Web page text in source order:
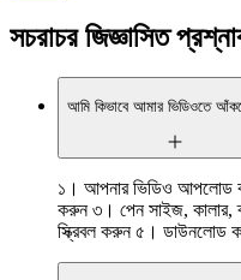
সচরাচর জিজ্ঞাসিত
আমি কিভাবে আমার ভিডিওতে
১। আপনার ভিডিও আপলোড
করুন ৩। পেন সাইজ,
স্ক্রিবল করুন ৫। ডাউনলোড